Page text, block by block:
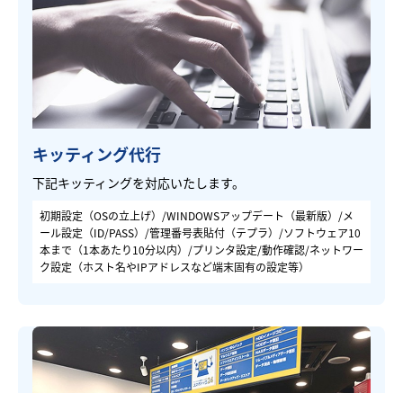
キッティング代行
下記キッティングを対応いたします。
初期設定（OSの立上げ）/WINDOWSアップデート（最新版）/メ
ール設定（ID/PASS）/管理番号表貼付（テプラ）/ソフトウェア10
本まで（1本あたり10分以内）/プリンタ設定/動作確認/ネットワー
ク設定（ホスト名やIPアドレスなど端末固有の設定等）